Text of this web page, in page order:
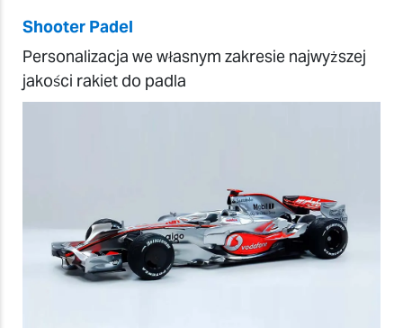
Shooter Padel
Personalizacja we własnym zakresie najwyższej
jakości rakiet do padla